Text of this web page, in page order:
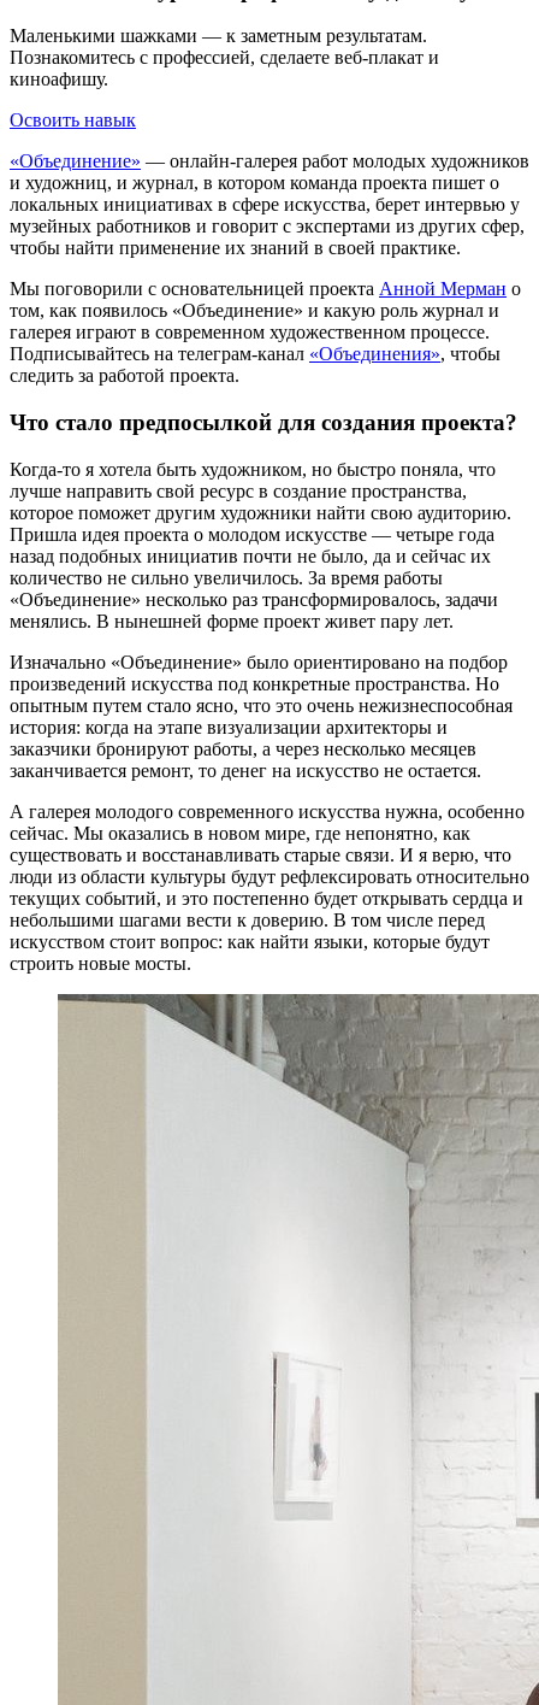
Маленькими шажками — к заметным результатам.
Познакомитесь с профессией, сделаете веб-плакат и
киноафишу.
Освоить навык
«Объединение» — онлайн-галерея работ молодых художников
и художниц, и журнал, в котором команда проекта пишет о
локальных инициативах в сфере искусства, берет интервью у
музейных работников и говорит с экспертами из других сфер,
чтобы найти применение их знаний в своей практике.
Мы поговорили с основательницей проекта Анной Мерман о
том, как появилось «Объединение» и какую роль журнал и
галерея играют в современном художественном процессе.
Подписывайтесь на телеграм-канал «Объединения», чтобы
следить за работой проекта.
Что стало предпосылкой для создания проекта?
Когда-то я хотела быть художником, но быстро поняла, что
лучше направить свой ресурс в создание пространства,
которое поможет другим художники найти свою аудиторию.
Пришла идея проекта о молодом искусстве — четыре года
назад подобных инициатив почти не было, да и сейчас их
количество не сильно увеличилось. За время работы
«Объединение» несколько раз трансформировалось, задачи
менялись. В нынешней форме проект живет пару лет.
Изначально «Объединение» было ориентировано на подбор
произведений искусства под конкретные пространства. Но
опытным путем стало ясно, что это очень нежизнеспособная
история: когда на этапе визуализации архитекторы и
заказчики бронируют работы, а через несколько месяцев
заканчивается ремонт, то денег на искусство не остается.
А галерея молодого современного искусства нужна, особенно
сейчас. Мы оказались в новом мире, где непонятно, как
существовать и восстанавливать старые связи. И я верю, что
люди из области культуры будут рефлексировать относительно
текущих событий, и это постепенно будет открывать сердца и
небольшими шагами вести к доверию. В том числе перед
искусством стоит вопрос: как найти языки, которые будут
строить новые мосты.